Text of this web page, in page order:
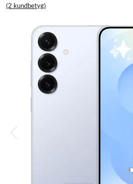
(2 kundbetyg)